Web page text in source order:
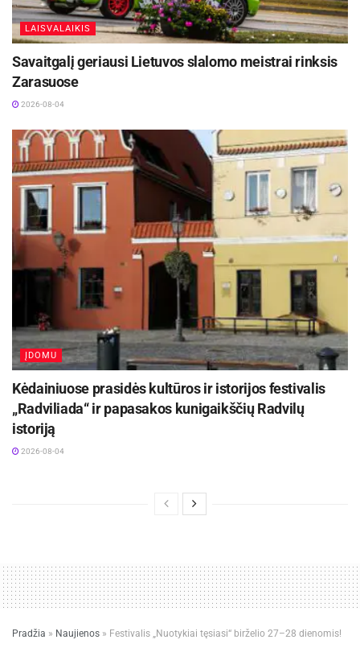
LAISVALAIKIS
Savaitgalį geriausi Lietuvos slalomo meistrai rinksis
Zarasuose
2026-08-04
ĮDOMU
Kėdainiuose prasidės kultūros ir istorijos festivalis
„Radviliada“ ir papasakos kunigaikščių Radvilų
istoriją
2026-08-04
Pradžia » Naujienos » Festivalis „Nuotykiai tęsiasi“ birželio 27–28 dienomis!